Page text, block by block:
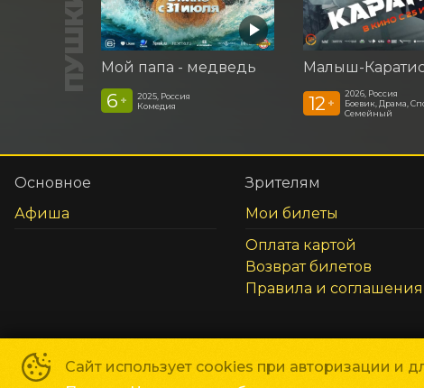
Мой папа - медведь
6 +
2025, Россия
Комедия
Малыш-
12 +
2026, Россия
Боевик, Драма,
Семейный
Сайт использует cookies при авторизации и
Основное
Афиша
Зрителям
Мои билеты
Оплата картой
Возврат билетов
Правила и соглашения